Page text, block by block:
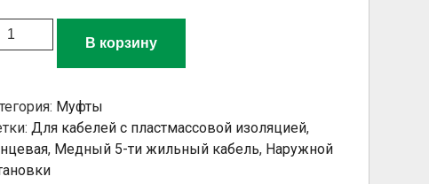
товара Муфта 5ПКНтп-1-(16-25)-2нх6 /
В корзину
Муфты
Для кабелей с пластмассовой изоляцией,
, Медный 5-ти жильный кабель, Наружной